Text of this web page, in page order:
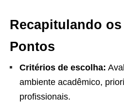
Recapitulando
Pontos
Critérios de escolha:
ambiente acadêmico,
profissionais.